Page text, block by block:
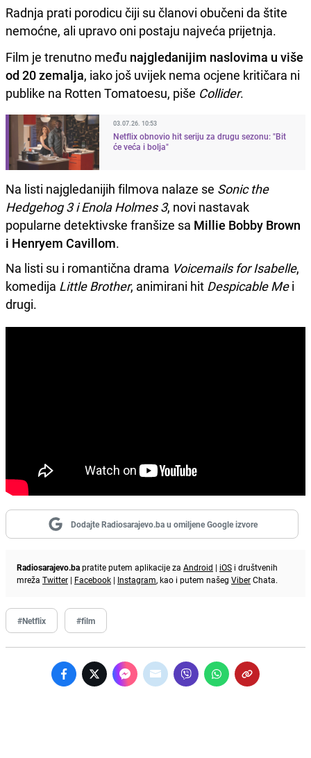
Radnja prati porodicu čiji su članovi obučeni da štite
nemoćne, ali upravo oni postaju najveća prijetnja.
Film je trenutno među najgledanijim naslovima u više
od 20 zemalja, iako još uvijek nema ocjene kritičara ni
publike na Rotten Tomatoesu, piše Collider.
03.07.26. 10:53
Netflix obnovio hit seriju za drugu sezonu: "Bit
će veća i bolja"
Na listi najgledanijih filmova nalaze se Sonic the
Hedgehog 3 i Enola Holmes 3, novi nastavak
popularne detektivske franšize sa Millie Bobby Brown
i Henryem Cavillom.
Na listi su i romantična drama Voicemails for Isabelle,
komedija Little Brother, animirani hit Despicable Mei
drugi.
Dodajte Radiosarajevo.ba u omiljene Google izvore
Radiosarajevo.bapratite putem aplikacije za Android | iOS i društvenih
mreža Twitter | Facebook | Instagram, kao i putem našeg ViberChata.
#Netflix #film